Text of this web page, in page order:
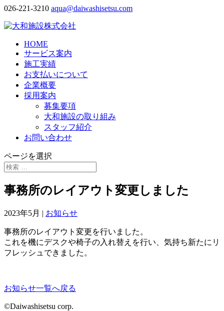
026-221-3210 aqua@daiwashisetsu.com
HOME
サービス案内
施工実績
お支払いについて
企業概要
採用案内
募集要項
大和施設の取り組み
スタッフ紹介
お問い合わせ
ページを選択
事務所のレイアウト変更しました
2023年5月 | お知らせ
事務所のレイアウト変更を行いました。
これを機にデスクや椅子の入れ替えを行い、気持ち新たにリ
フレッシュできました。
お知らせ一覧へ戻る
©Daiwashisetsu corp.